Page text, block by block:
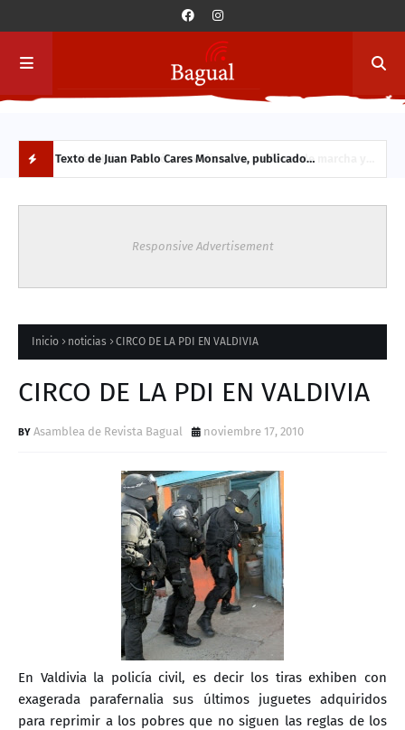
D
Texto de Juan Pablo Cares Monsalve, publicado
Responsive Advertisement
Inicio noticias CIRCO DE LA PDI EN VALDIVIA
CIRCO DE LA PDI EN VALDIVIA
Asamblea de Revista Bagual noviembre 17, 2010
En Valdivia la policía civil, es decir los tiras exhiben con
exagerada parafernalia sus últimos juguetes adquiridos
para reprimir a los pobres que no siguen las reglas de los